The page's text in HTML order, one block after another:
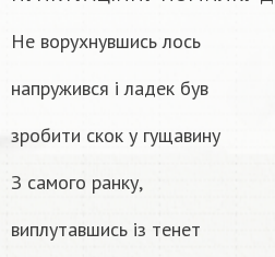
Не ворухнувшись лось
напружився і ладек був
зробити скок у гущавину
З самого ранку,
виплутавшись із тенет